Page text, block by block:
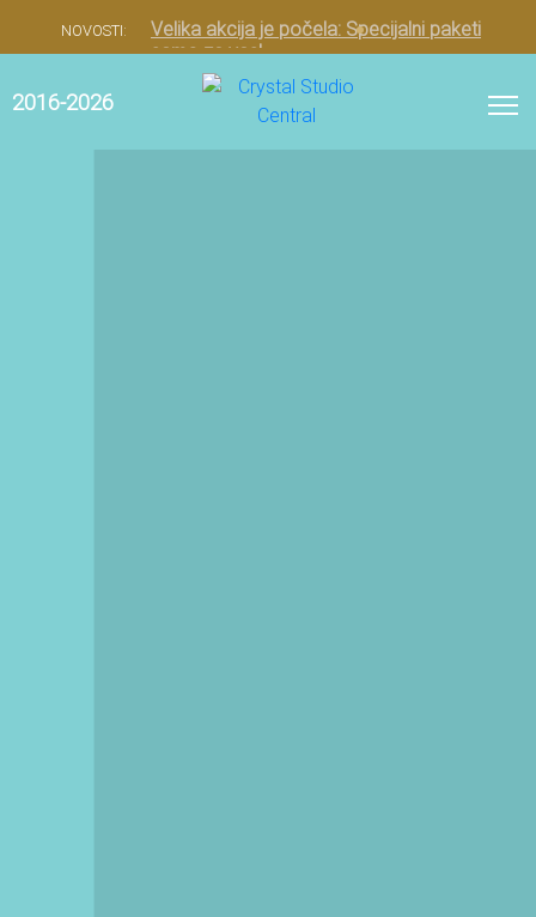
NOVOSTI:
Velika akcija je počela: Specijalni paketi
samo za vas!
2016-2026